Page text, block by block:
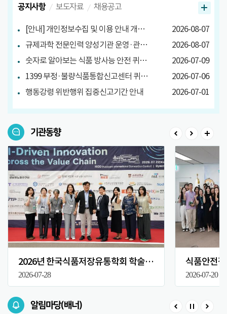
공지사항
[안내] 개인정보수집 및 이용 안내 개정 안내
2026-08-07
규제과학 전문인력 양성기관 운영·관리방안 마련 연구 관련 설문조사
2026-08-07
숫자로 알아보는 식품 방사능 안전 퀴즈 당첨자 발표
2026-07-09
1399 부정·불량식품통합신고센터 퀴즈 이벤트 당첨자 발표
2026-07-06
행동강령 위반행위 집중신고기간 안내
2026-07-01
보도자료 채용공고
기관동향
2026년 한국식품저장유통학회 학술대회
2026-07-28
식품안전
2026-07-20
알림마당(배너)